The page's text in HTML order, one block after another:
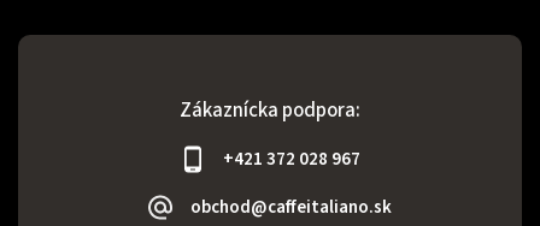
Zákaznícka podpora:
+421 372 028 967
obchod@caffeitaliano.sk
Powered by chaterimo